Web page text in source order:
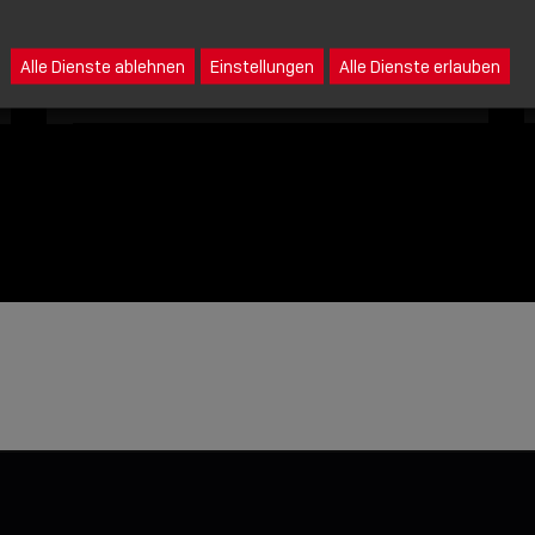
Alle Dienste ablehnen Einstellungen Alle Dienste erlauben